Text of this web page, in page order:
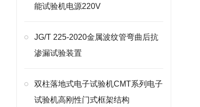
能试验机电源220V
JG/T 225-2020金属波纹管弯曲后抗
渗漏试验装置
双柱落地式电子试验机CMT系列电子
试验机高刚性门式框架结构